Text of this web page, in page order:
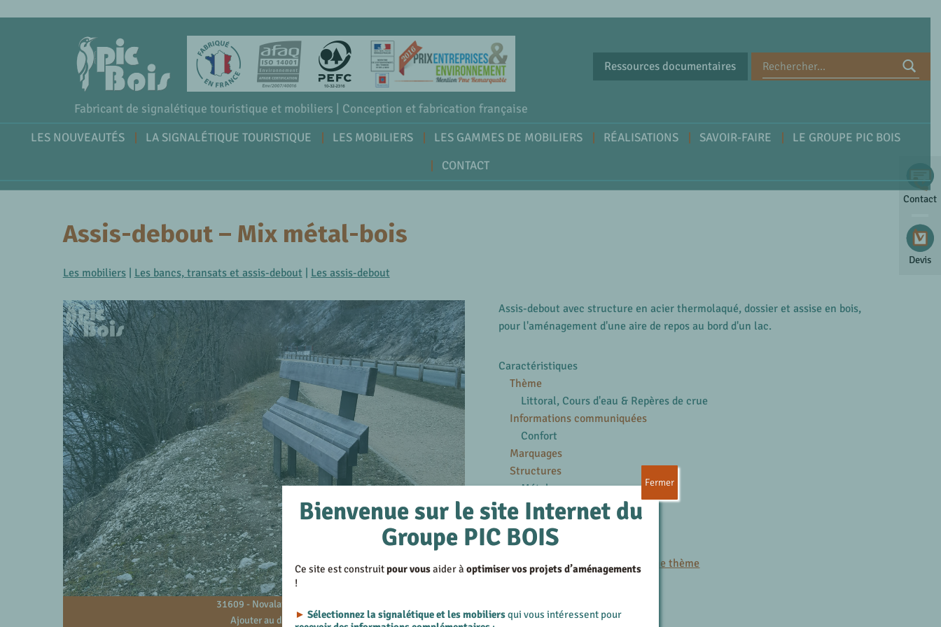
Contact
Devis
Fabricant de signalétique touristique et mobiliers | Conception et fabrication française
LES NOUVEAUTÉS LA SIGNALÉTIQUE TOURISTIQUE LES MOBILIERS LES GAMMES DE MOBILIERS RÉALISATIONS SAVOIR-FAIRE
LE GROUPE PIC BOIS
CONTACT
Ressources documentaires
Assis-debout – Mix métal-bois
Les mobiliers| Les bancs, transats et assis-debout | Les assis-debout
31609 - Novalaise - 73
Ajouter au devis
Assis-debout avec structure en acier thermolaqué, dossier et assise en bois,
pour l'aménagement d'une aire de repos au bord d'un lac.
Caractéristiques
Thème
Littoral, Cours d'eau & Repères de crue
Informations communiquées
Confort
Marquages
Structures
Métal
En savoir plus
Voir les produits similaires
Voir les réalisations sur le même thème
Bienvenue sur le site Internet du
Groupe PIC BOIS
Ce site est construitpour vousaider àoptimiser vos projets d’aménagements
!
► Sélectionnez la signalétique et les mobiliersqui vous intéressent pour
Fermer